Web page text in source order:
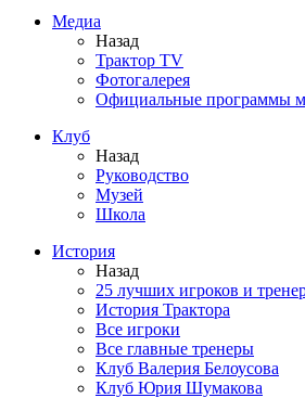
Медиа
Назад
Трактор TV
Фотогалерея
Официальные программы
Клуб
Назад
Руководство
Музей
Школа
История
Назад
25 лучших игроков и
История Трактора
Все игроки
Все главные тренеры
Клуб Валерия Белоусова
Клуб Юрия Шумакова